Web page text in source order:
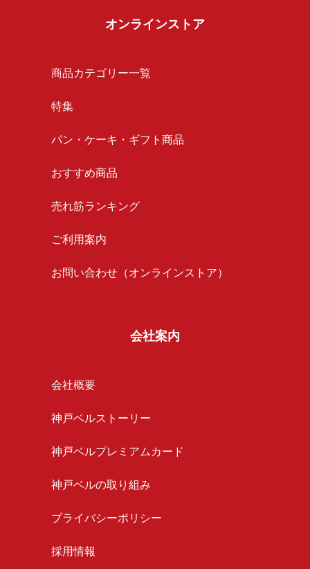
オンラインストア
商品カテゴリー一覧
特集
パン・ケーキ・ギフト商品
おすすめ商品
売れ筋ランキング
ご利用案内
お問い合わせ（オンラインストア）
会社案内
会社概要
神戸ベルストーリー
神戸ベルプレミアムカード
神戸ベルの取り組み
プライバシーポリシー
採用情報